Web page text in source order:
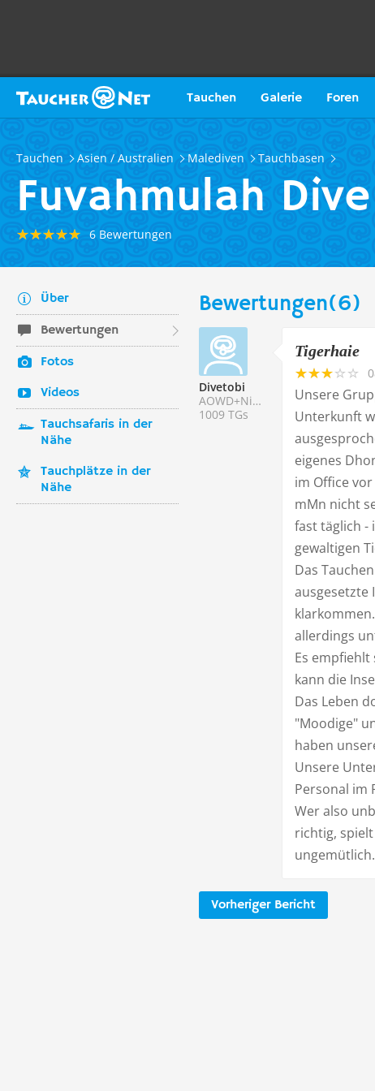
Tauchen Galerie Foren
Tauchen Asien / Australien Malediven Tauchbasen
Fuvahmulah
6 Bewertungen
Über
Bewertungen
Fotos
Videos
Tauchsafaris in der
Nähe
Tauchplätze in der
Nähe
Bewertungen(6)
Divetobi
AOWD+Nitrox
1009 TGs
Tigerhaie
Unsere
Unterkunft
eigenes
im Office
mMn nicht
fast täglich -
gewaltigen
Das
ausgesetzte
allerdings
Es
kann die
Das Leben
"Moodige"
haben
Unsere
Personal im
Wer also
richtig,
ungemütlich.
Vorheriger Bericht